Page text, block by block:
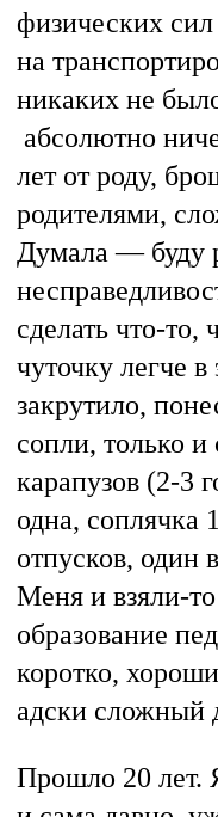
физических
на
никаких не
абсолютно
лет от роду,
родителями,
Думала — буду
сделать что-то,
чуточку легче
закрутило,
сопли, только
карапузов (2-3
одна, соплячка
отпусков, один
Меня и взяли-то
образование
коротко,
адски сложный
Прошло 20 лет.